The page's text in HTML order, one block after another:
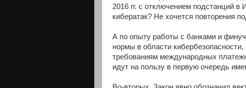
2016 гг. с отключением подстанций в
кибератак? Не хочется повторения
А по опыту работы с банками и
нормы в области
требованиям международных
идут на пользу в первую очередь